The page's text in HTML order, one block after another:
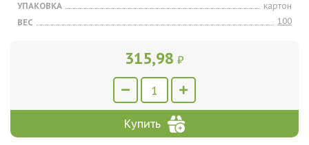
УПАКОВКА
картон
ВЕС
100
315,98 ₽
Купить